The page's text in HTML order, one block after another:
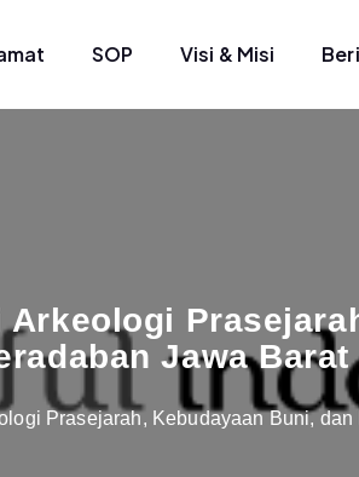
Kota Bekasi
SOP Visi & Misi
Jawa
Prasejarah, Kebudayaan Buni,